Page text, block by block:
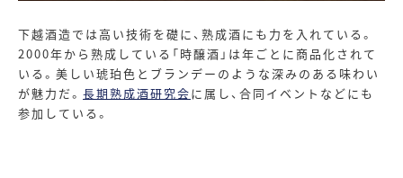
下越酒造では高い技術を礎に、熟成酒にも力を入れている。
2000年から熟成している「時醸酒」は年ごとに商品化されて
いる。美しい琥珀色とブランデーのような深みのある味わい
が魅力だ。 長期熟成酒研究会に属し、合同イベントなどにも
参加している。